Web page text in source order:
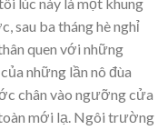
sau ba tháng hè nghỉ
quen với những
những lần nô đùa
chân vào ngưỡng cửa
mới lạ. Ngôi trường